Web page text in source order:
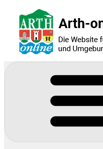
Hauptinhalt
springen